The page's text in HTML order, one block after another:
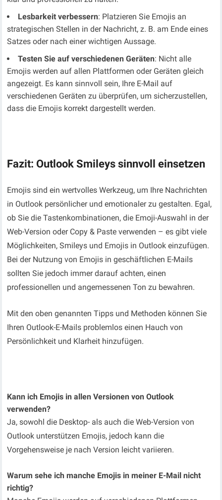
Lesbarkeit verbessern: Platzieren Sie Emojis an
strategischen Stellen in der Nachricht, z. B. am Ende eines
Satzes oder nach einer wichtigen Aussage.
Testen Sie auf verschiedenen Geräten: Nicht alle
Emojis werden auf allen Plattformen oder Geräten gleich
angezeigt. Es kann sinnvoll sein, Ihre E-Mail auf
verschiedenen Geräten zu überprüfen, um sicherzustellen,
dass die Emojis korrekt dargestellt werden.
Fazit: Outlook Smileys sinnvoll einsetzen
Emojis sind ein wertvolles Werkzeug, um Ihre Nachrichten
in Outlook persönlicher und emotionaler zu gestalten. Egal,
ob Sie die Tastenkombinationen, die Emoji-Auswahl in der
Web-Version oder Copy & Paste verwenden – es gibt viele
Möglichkeiten, Smileys und Emojis in Outlook einzufügen.
Bei der Nutzung von Emojis in geschäftlichen E-Mails
sollten Sie jedoch immer darauf achten, einen
professionellen und angemessenen Ton zu bewahren.
Mit den oben genannten Tipps und Methoden können Sie
Ihren Outlook-E-Mails problemlos einen Hauch von
Persönlichkeit und Klarheit hinzufügen.
Kann ich Emojis in allen Versionen von Outlook
verwenden?
Ja, sowohl die Desktop- als auch die Web-Version von
Outlook unterstützen Emojis, jedoch kann die
Vorgehensweise je nach Version leicht variieren.
Warum sehe ich manche Emojis in meiner E-Mail nicht
richtig?